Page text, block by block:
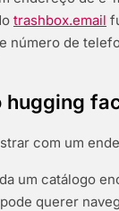
trashbox.email
número de
hugging
com um
um catálogo
querer